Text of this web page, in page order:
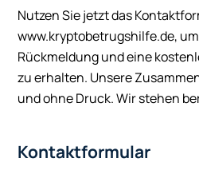
Nutzen Sie jetzt das
www.kryptobetrugshilfe.de,
Rückmeldung und eine
zu erhalten. Unsere
und ohne Druck. Wir stehen
Kontaktformular